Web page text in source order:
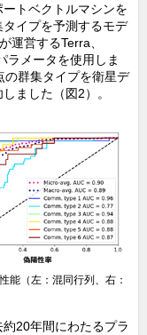
トベクトルマシンを
イプを予測するモデ
運営するTerra、
ラメータを使用しま
の群集タイプを衛星デ
ました（図2）。
能（左：混同行列、右：
20年間にわたるプラ